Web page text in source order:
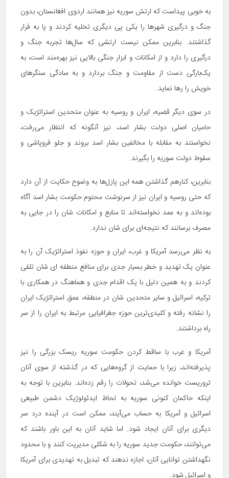
به خوبی پیداست که ارتش سوریه نیز همانند اردوی افغانستان، بدون
جنگ و درگیری شهرها را یکی پی دیگری تخلیه کردند و پا به فرار
گذاشتند. بنابرین ممکن نیست ارتشی که سال‌ها تجربه جنگ و
درگیری را دارد و از امکانات و ابزار جنگی بالایی نیز بهره‌مند است، به
یک‌بارگی دست از مقاومت و جنگ بردارد و به سادگی سنگرهای
خویش را رها نماید.
در سوی دیگر قضیه، ایران و روسیه به عنوان متحدین استراتژیک و
حامیان اصلی دولت بشار اسد، نیز آنگونه که انتظار می‌رفت،
نخواستند به مقابله با مخالفین بشار اسد بروند و جلو فروپاشی و
سقوط دولت سوریه را بگیرند.
بنابرین، کنارهم گذاشتن همه این پازل‌ها به وضوح حکایت از آن دارد
که حتی روسیه و ایران نیز از سرنوشت محتوم حکومت بشار اسد آگاه
بوده‌اند و به عمد نخواسته‌اند تا منابع و امکانات شان را در جایی به
مصرف برسانند که نتیجه‌ای برای شان ندارد.
به نظر می‌رسد آمریکا و غرب، ایران و حوزه نفوذ استراتژیک آن را به
عنوان یک تهدید و خطر بسیار جدی برای منافع منطقه ای شان تلقی
کردند و به همین دلیل با یک اقدام جدی و هماهنگ در همکاری با
ترکیه، اسرائیل و سایر متحدین شان در منطقه، عمق استراتژیک ایران
را نشانه رفته و کلیدی‌ترین حوزه جغرافیایی مرتبط به ایران را از سر
راه برداشتند.
آمریکا و غرب با ساقط کردن حکومت سوریه ریسک بزرگی را نیز
پذیرفته‌اند، زیرا با حمایت از گروه‌هایی که در گذشته از سوی آنان
تروریست خوانده می‌شد، تحولات را رقم زده‌اند. بنابرین با توجه به
اینکه حاکمان کنونی سوریه به لحاظ ایدئولوژیک دشمن طبیعی
اسرائیل و آمریکا به حساب می‌آیند، ممکن است در آینده درد سر
دیگری برای آنان ایجاد شود. اما شاید آنان به این باور باشند که
می‌توانند، حکومت جدید سوریه را به شکلی مدیریت کنند و با محدود
نگهداشتن توانایی آنان، اجازه ندهند که تبدیل به تهدیدی برای آمریکا
و اسرائیل شود.